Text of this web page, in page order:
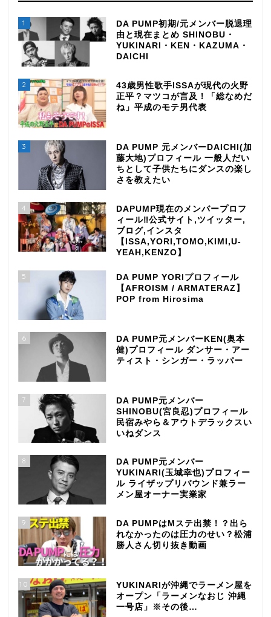
1
DA PUMP初期/元メンバー脱退理
由と現在まとめ SHINOBU・
YUKINARI・KEN・KAZUMA・
DAICHI
2
43歳男性歌手ISSAが現代の火野
正平？マツコが言及！「総なめだ
ね」平成のモテ男代表
3
DA PUMP 元メンバーDAICHI(加
藤大地)プロフィール 一般人だい
ちとして子供たちにダンスの楽し
さを教えたい
4
DAPUMP現在のメンバープロフ
ィール‼公式サイト,ツイッター,
ブログ,インスタ
【ISSA,YORI,TOMO,KIMI,U-
YEAH,KENZO】
5
DA PUMP YORIプロフィール
【AFROISM / ARMATERAZ】
POP from Hirosima
6
DA PUMP元メンバーKEN(奥本
健)プロフィール ダンサー・アー
ティスト・シンガー・ラッパー
7
DA PUMP元メンバー
SHINOBU(宮良忍)プロフィール
民宿みやら＆アウトデラックスい
いねダンス
8
DA PUMP元メンバー
YUKINARI(玉城幸也)プロフィー
ル ライザップリバウンド兼ラー
メン屋オーナー実業家
9
DA PUMPはMステ出禁！？出ら
れなかったのは圧力のせい？松浦
勝人さん切り抜き動画
10
YUKINARIが沖縄でラーメン屋を
オープン「ラーメンなおじ 沖縄
一号店」※その後…